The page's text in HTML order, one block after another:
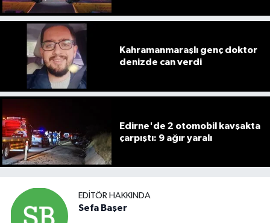
Kahramanmaraşlı genç doktor
denizde can verdi
Edirne'de 2 otomobil kavşakta
çarpıştı: 9 ağır yaralı
EDITÖR HAKKINDA
Sefa Başer